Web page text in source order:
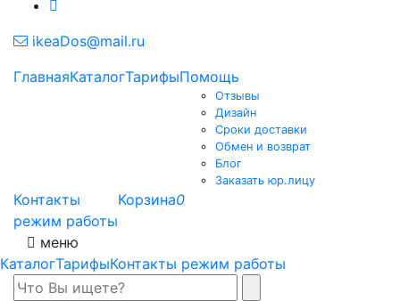
ikeaDos@mail.ru
ГлавнаяКаталогТарифыПомощь
Отзывы
Дизайн
Сроки доставки
Обмен и возврат
Блог
Заказать юр.лицу
Контакты
режим работы
Корзина0
меню
КаталогТарифыКонтакты режим работы